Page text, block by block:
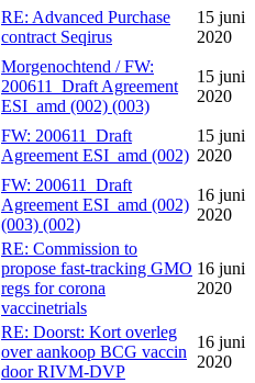
RE: Advanced Purchase
contract Seqirus
15 juni
2020
Morgenochtend / FW:
200611_Draft Agreement
ESI_amd (002) (003)
15 juni
2020
FW: 200611_Draft
Agreement ESI_amd (002)
15 juni
2020
FW: 200611_Draft
Agreement ESI_amd (002)
(003) (002)
16 juni
2020
RE: Commission to
propose fast-tracking GMO
regs for corona
vaccinetrials
16 juni
2020
RE: Doorst: Kort overleg
over aankoop BCG vaccin
door RIVM-DVP
16 juni
2020